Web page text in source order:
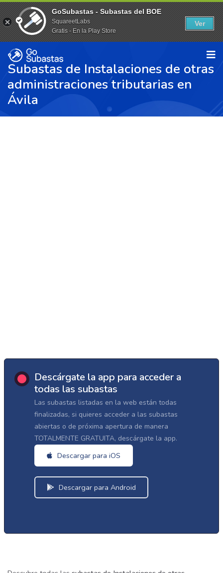
Subastas de Instalaciones de otras
administraciones tributarias en
Ávila
Descárgate la app para acceder a
todas las subastas
Las subastas listadas en la web están todas
finalizadas, si quieres acceder a las subastas
abiertas o de próxima apertura de manera
TOTALMENTE GRATUITA, descárgate la app.
Descargar para iOS
Descargar para Android
GoSubastas - Subastas del BOE
SquareetLabs
Gratis - En la Play Store
Ver